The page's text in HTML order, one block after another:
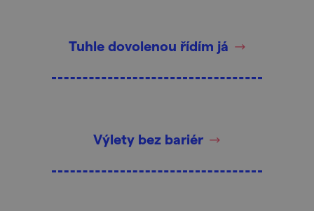
Tuhle dovolenou řídím já
Výlety bez bariér